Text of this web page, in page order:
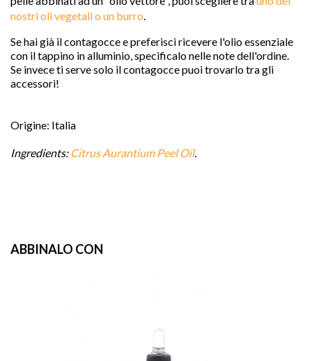
nostri oli vegetali o un burro
Se hai già il contagocce e preferisci ricevere l'olio essenziale
con il tappino in alluminio, specificalo nelle note dell'ordine.
Se invece ti serve solo il contagocce puoi trovarlo tra gli
accessori!
Origine: Italia
Ingredients: Citrus Aurantium Peel Oil.
ABBINALO CON